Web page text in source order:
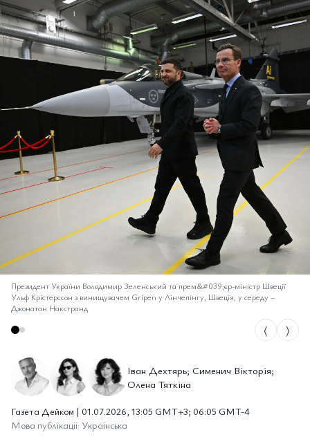
Президент України Володимир Зеленський та прем&#039;єр-міністр Швеції
Ульф Крістерссон з винищувачем Gripen у Лінчепінгу, Швеція, у середу –
Джонатан Накстранд
⟨ ⟩
Іван Дехтярь; Сименич Вікторія;
Олена Тяткіна
Газета Дейком | 01.07.2026, 13:05 GMT+3; 06:05 GMT-4
Мова публікації: Українська